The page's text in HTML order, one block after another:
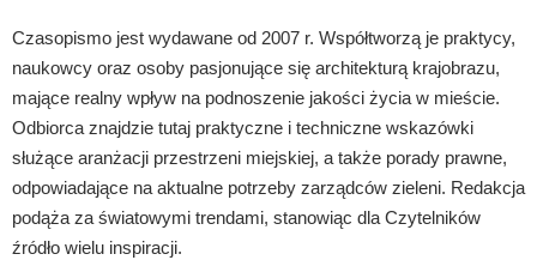
Czasopismo jest wydawane od 2007 r. Współtworzą je praktycy,
naukowcy oraz osoby pasjonujące się architekturą krajobrazu,
mające realny wpływ na podnoszenie jakości życia w mieście.
Odbiorca znajdzie tutaj praktyczne i techniczne wskazówki
służące aranżacji przestrzeni miejskiej, a także porady prawne,
odpowiadające na aktualne potrzeby zarządców zieleni. Redakcja
podąża za światowymi trendami, stanowiąc dla Czytelników
źródło wielu inspiracji.